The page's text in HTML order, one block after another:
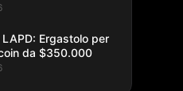
Ergastolo per
da $350.000